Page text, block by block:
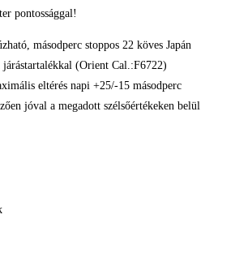
pontossággal!
másodperc stoppos 22 köves Japán
járástartalékkal (Orient Cal.:F6722)
eltérés napi +25/-15 másodperc
jóval a megadott szélsőértékeken belül